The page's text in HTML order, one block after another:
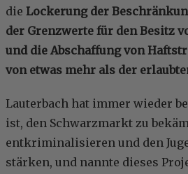
die Lockerung der
der Grenzwerte für den Besitz
und die Abschaffung von
von etwas mehr als der
Lauterbach hat immer wieder
ist, den Schwarzmarkt zu
entkriminalisieren und den
stärken, und nannte dieses